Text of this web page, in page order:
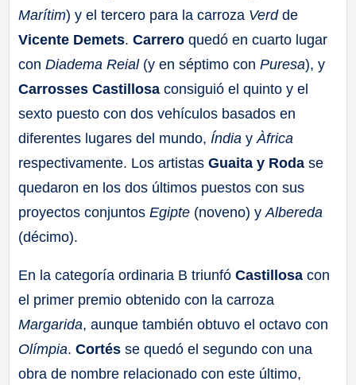
Marítim) y el tercero para la carroza Verdde
Vicente Demets.Carrero quedó en cuarto lugar
conDiadema Reial(y en séptimo con Puresa), y
Carrosses Castillosa consiguió el quinto y el
sexto puesto con dos vehículos basados en
diferentes lugares del mundo,Índia yÀfrica
respectivamente. Los artistas Guaita y Roda se
quedaron en los dos últimos puestos con sus
proyectos conjuntosEgipte (noveno) yAlbereda
(décimo).
En la categoría ordinaria B triunfóCastillosa con
el primer premio obtenido con la carroza
Margarida, aunque también obtuvo el octavo con
Olímpia.Cortés se quedó el segundo con una
obra de nombre relacionado con este último,